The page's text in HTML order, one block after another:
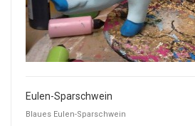
Eulen-Sparschwein
Blaues Eulen-Sparschwein